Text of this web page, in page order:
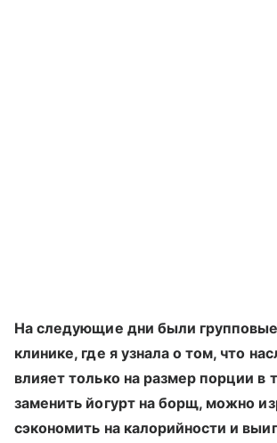
На следующие дни были групповые
клинике, где я узнала о том, что
влияет только на размер порции в
заменить йогурт на борщ, можно
сэкономить на калорийности и